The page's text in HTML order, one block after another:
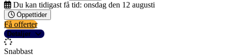
Du kan tidigast få tid: onsdag den 12 augusti
Öppettider
Få offerter
Detaljer
Snabbast